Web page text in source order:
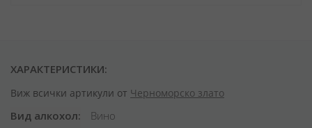
ХАРАКТЕРИСТИКИ:
Виж всички артикули от Черноморско злато
Вид алкохол
Вино